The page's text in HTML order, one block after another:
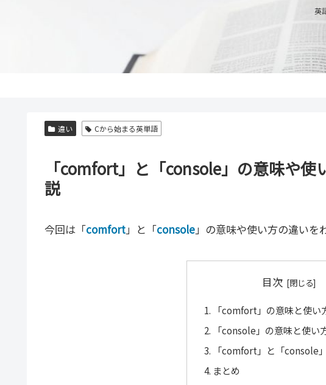
英
違い Cから始まる英単語
「comfort」と「console」の意味や
説
今回は「comfort」と「console」の意味や使い方の違いを
目次
「comfort」の意味と使い
「console」の意味と使い
「comfort」と「console
まとめ